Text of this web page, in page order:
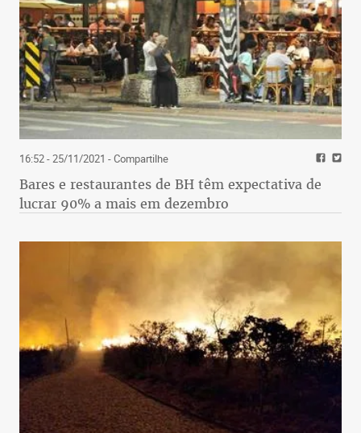
16:52 - 25/11/2021 - Compartilhe
Bares e restaurantes de BH têm expectativa de
lucrar 90% a mais em dezembro